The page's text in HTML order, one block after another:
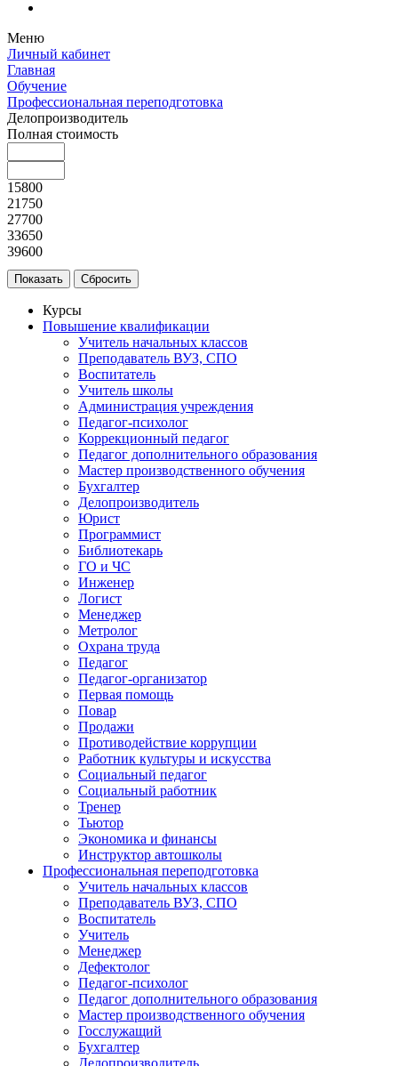
Меню
Личный кабинет
Главная
Обучение
Профессиональная переподготовка
Делопроизводитель
Полная стоимость
15800
21750
27700
33650
39600
Курсы
Повышение квалификации
Учитель начальных классов
Преподаватель ВУЗ, СПО
Воспитатель
Учитель школы
Администрация учреждения
Педагог-психолог
Коррекционный педагог
Педагог дополнительного образования
Мастер производственного обучения
Бухгалтер
Делопроизводитель
Юрист
Программист
Библиотекарь
ГО и ЧС
Инженер
Логист
Менеджер
Метролог
Охрана труда
Педагог
Педагог-организатор
Первая помощь
Повар
Продажи
Противодействие коррупции
Работник культуры и искусства
Социальный педагог
Социальный работник
Тренер
Тьютор
Экономика и финансы
Инструктор автошколы
Профессиональная переподготовка
Учитель начальных классов
Преподаватель ВУЗ, СПО
Воспитатель
Учитель
Менеджер
Дефектолог
Педагог-психолог
Педагог дополнительного образования
Мастер производственного обучения
Госслужащий
Бухгалтер
Делопроизводитель